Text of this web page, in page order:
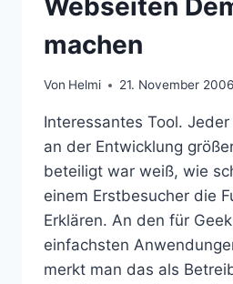
machen
Von Helmi 21. November 2006
Interessantes Tool.
an der Entwicklung
beteiligt war weiß, wie
einem Erstbesucher die
Erklären. An den für
einfachsten
merkt man das als